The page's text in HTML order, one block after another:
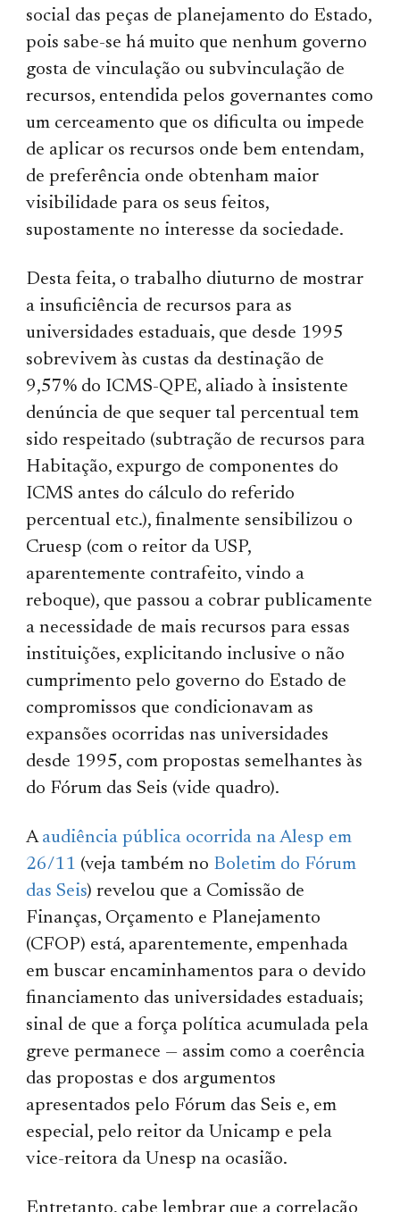
social das peças de planejamento do Estado,
pois sabe-se há muito que nenhum governo
gosta de vinculação ou subvinculação de
recursos, entendida pelos governantes como
um cerceamento que os dificulta ou impede
de aplicar os recursos onde bem entendam,
de preferência onde obtenham maior
visibilidade para os seus feitos,
supostamente no interesse da sociedade.
Desta feita, o trabalho diuturno de mostrar
a insuficiência de recursos para as
universidades estaduais, que desde 1995
sobrevivem às custas da destinação de
9,57% do ICMS-QPE, aliado à insistente
denúncia de que sequer tal percentual tem
sido respeitado (subtração de recursos para
Habitação, expurgo de componentes do
ICMS antes do cálculo do referido
percentual etc.), finalmente sensibilizou o
Cruesp (com o reitor da USP,
aparentemente contrafeito, vindo a
reboque), que passou a cobrar publicamente
a necessidade de mais recursos para essas
instituições, explicitando inclusive o não
cumprimento pelo governo do Estado de
compromissos que condicionavam as
expansões ocorridas nas universidades
desde 1995, com propostas semelhantes às
do Fórum das Seis (vide quadro).
Aaudiência pública ocorrida na Alesp em
26/11 (veja também no Boletim do Fórum
das Seis) revelou que a Comissão de
Finanças, Orçamento e Planejamento
(CFOP) está, aparentemente, empenhada
em buscar encaminhamentos para o devido
financiamento das universidades estaduais;
sinal de que a força política acumulada pela
greve permanece — assim como a coerên­cia
das propostas e dos argu­men­tos
apresentados pelo Fórum das Seis e, em
especial, pelo reitor da Unicamp e pela
vice-reitora da Unesp na ocasião.